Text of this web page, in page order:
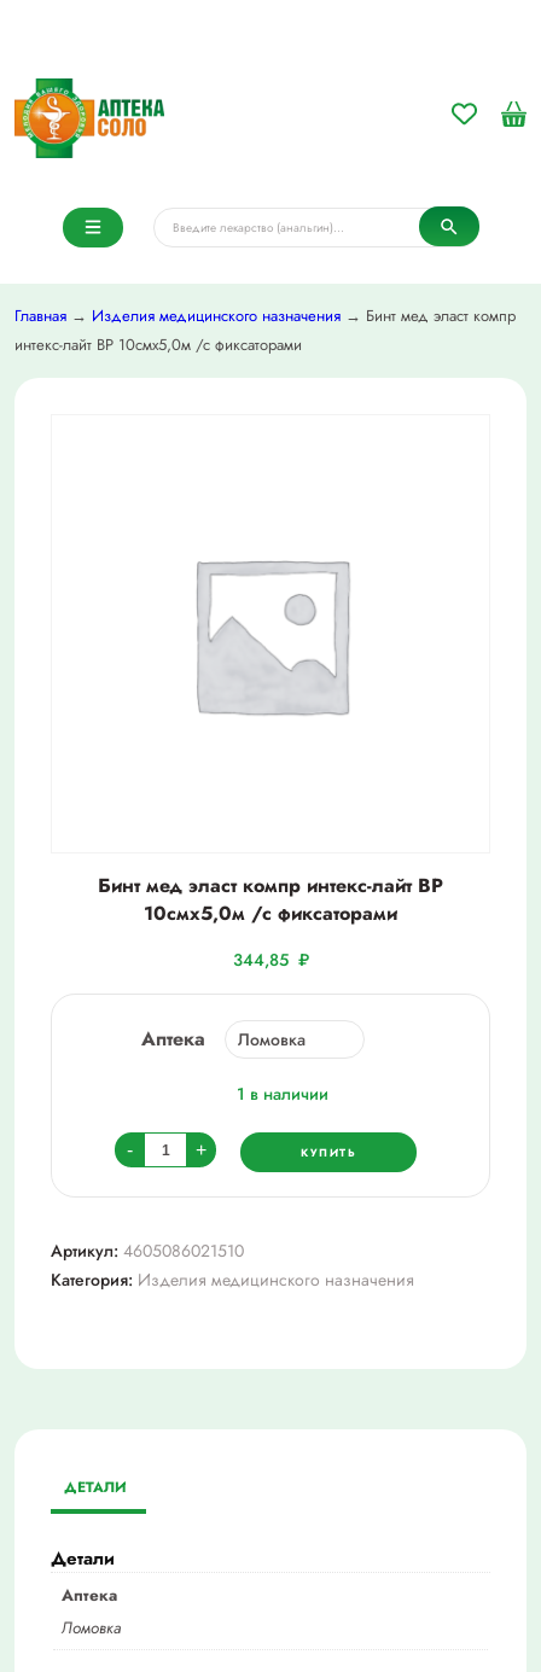
Главная → Изделия медицинского назначения → Бинт мед эласт компр
интекс-лайт ВР 10смх5,0м /с фиксаторами
Бинт мед эласт компр интекс-лайт ВР
10смх5,0м /с фиксаторами
344,85 ₽
Аптека
1 в наличии
-
Количество
товара
Бинт
эласт
компр
ВР
/
+ КУПИТЬ
Артикул: 4605086021510
Категория: Изделия медицинского назначения
ДЕТАЛИ
Детали
Аптека
Ломовка